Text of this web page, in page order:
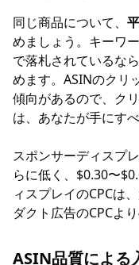
同じ商品について、
めましょう。キーワ
で落札されているな
めます。ASINのクリ
傾向があるので、ク
は、あなたが手にす
スポンサーディスプ
らに低く、$0.30〜
ィスプレイのCPCは
ダクト広告のCPCよ
ASIN品質による